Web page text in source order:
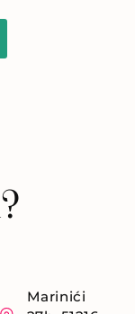
Marinići